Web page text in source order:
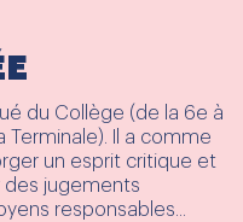
du Collège (de la 6e à
Terminale). Il a comme
un esprit critique et
des jugements
responsables...